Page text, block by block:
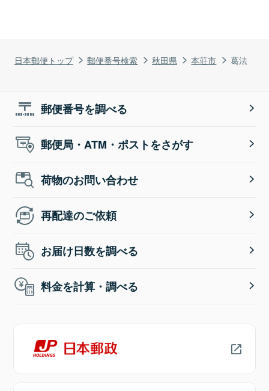
日本郵便トップ 郵便番号検索 秋田県 本荘市 葛法
郵便番号を調べる
郵便局・ATM・ポストをさがす
荷物のお問い合わせ
再配達のご依頼
お届け日数を調べる
料金を計算・調べる